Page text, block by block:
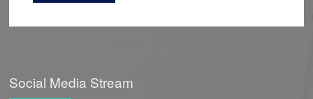
Social Media Stream